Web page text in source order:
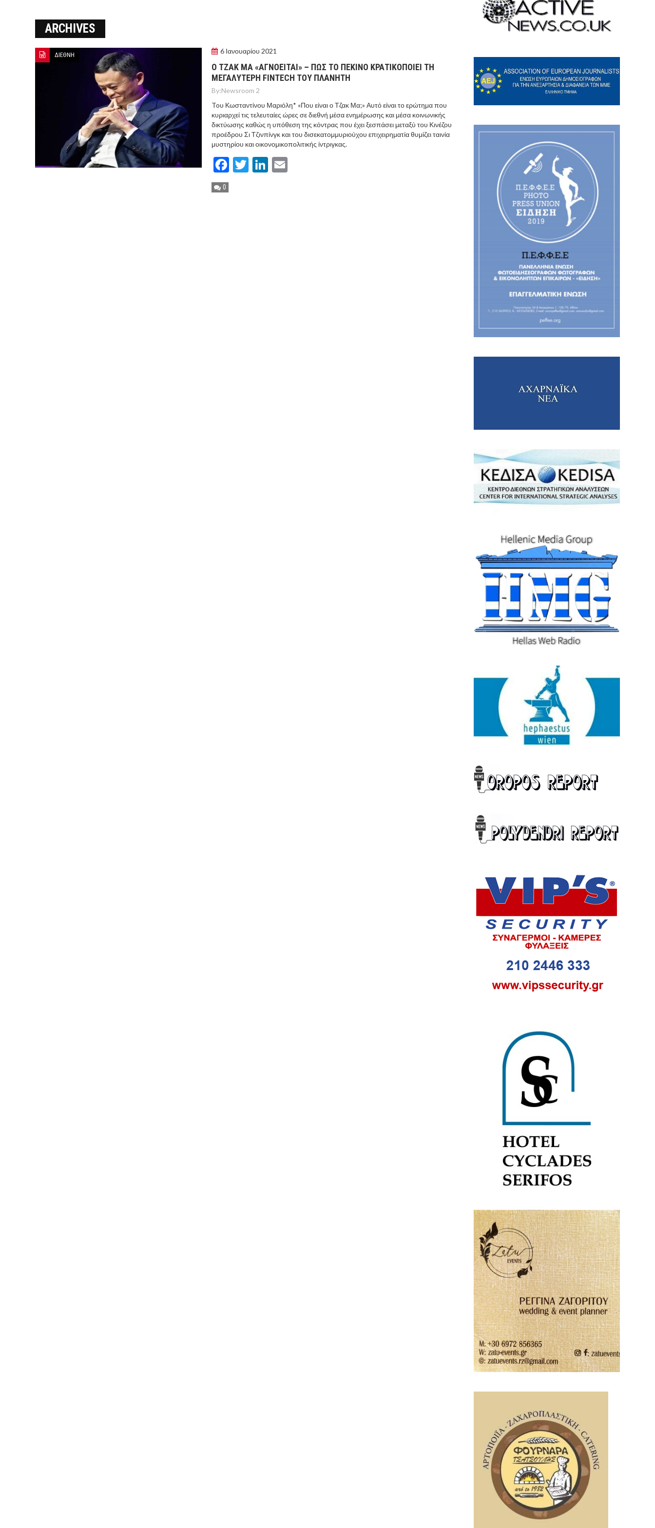
ARCHIVES
ΔΙΕΘΝΗ 6 Ιανουαρίου 2021
Ο ΤΖΑΚ ΜΑ «ΑΓΝΟΕIΤΑΙ» – ΠΩΣ ΤΟ ΠΕΚIΝΟ ΚΡΑΤΙΚΟΠΟΙΕI ΤΗ
ΜΕΓΑΛYΤΕΡΗ FINTECH ΤΟΥ ΠΛΑΝHΤΗ
By:Newsroom 2
Toυ Κωσταντίνου Μαριόλη* «Που είναι ο Τζακ Μα;» Αυτό είναι το ερώτημα που
κυριαρχεί τις τελευταίες ώρες σε διεθνή μέσα ενημέρωσης και μέσα κοινωνικής
δικτύωσης καθώς η υπόθεση της κόντρας που έχει ξεσπάσει μεταξύ του Κινέζου
προέδρου Σι Τζινπίνγκ και του δισεκατομμυριούχου επιχειρηματία θυμίζει ταινία
μυστηρίου και οικονομικοπολιτικής ίντριγκας.
Facebook
TwitterLinkedIn
0